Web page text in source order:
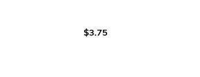
$3.75